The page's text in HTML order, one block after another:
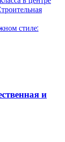
стиле:
и